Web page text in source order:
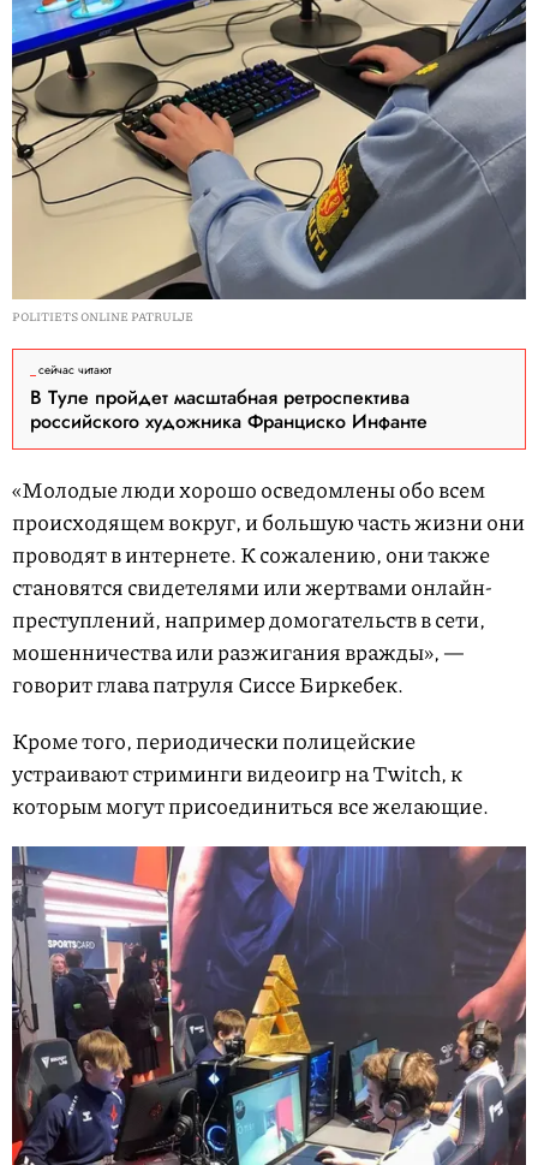
POLITIETS ONLINE PATRULJE
сейчас читают
В Туле пройдет масштабная ретроспектива
российского художника Франциско Инфанте
«Молодые люди хорошо осведомлены обо всем
происходящем вокруг, и большую часть жизни они
проводят в интернете. К сожалению, они также
становятся свидетелями или жертвами онлайн-
преступлений, например домогательств в сети,
мошенничества или разжигания вражды», —
говорит глава патруля Сиссе Биркебек.
Кроме того, периодически полицейские
устраивают стриминги видеоигр на Twitch, к
которым могут присоединиться все желающие.